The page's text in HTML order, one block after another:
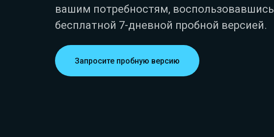
вашим потребностям, воспользовавшись
бесплатной 7-дневной пробной версией.
Запросите пробную версию